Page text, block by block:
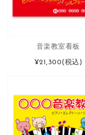
音楽教室看板
¥21,300(税込)